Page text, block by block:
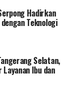
Hadirkan
Teknologi
Selatan,
Ibu dan